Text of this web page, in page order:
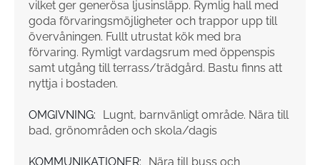
vilket ger generösa ljusinsläpp. Rymlig hall med
goda förvaringsmöjligheter och trappor upp till
övervåningen. Fullt utrustat kök med bra
förvaring. Rymligt vardagsrum med öppenspis
samt utgång till terrass/trädgård. Bastu finns att
nyttja i bostaden.
OMGIVNING:
Lugnt, barnvänligt område. Nära till
bad, grönområden och skola/dagis
KOMMUNIKATIONER: Nära till buss och